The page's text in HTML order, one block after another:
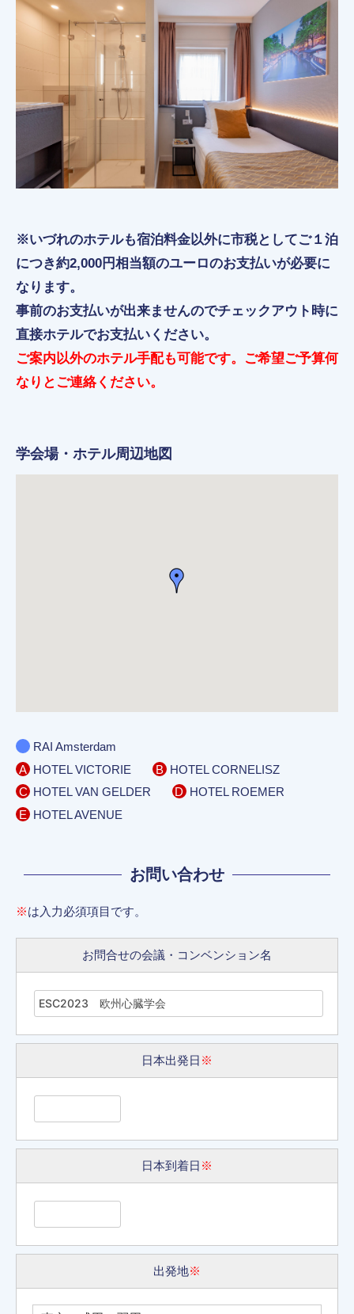
※いづれのホテルも宿泊料金以外に市税としてご１泊
につき約2,000円相当額のユーロのお支払いが必要に
なります。
事前のお支払いが出来ませんのでチェックアウト時に
直接ホテルでお支払いください。
ご案内以外のホテル手配も可能です。ご希望ご予算何
なりとご連絡ください。
学会場・ホテル周辺地図
RAI Amsterdam
A HOTEL VICTORIE B HOTEL CORNELISZ
C HOTEL VAN GELDER D HOTEL ROEMER
E HOTEL AVENUE
お問い合わせ
※は入力必須項目です。
お問合せの会議・コンベンション名
日本出発日 ※
日本到着日 ※
出発地※